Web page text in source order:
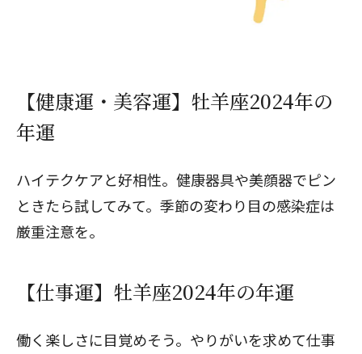
【健康運・美容運】牡羊座2024年の
年運
ハイテクケアと好相性。健康器具や美顔器でピン
ときたら試してみて。季節の変わり目の感染症は
厳重注意を。
【仕事運】牡羊座2024年の年運
働く楽しさに目覚めそう。やりがいを求めて仕事